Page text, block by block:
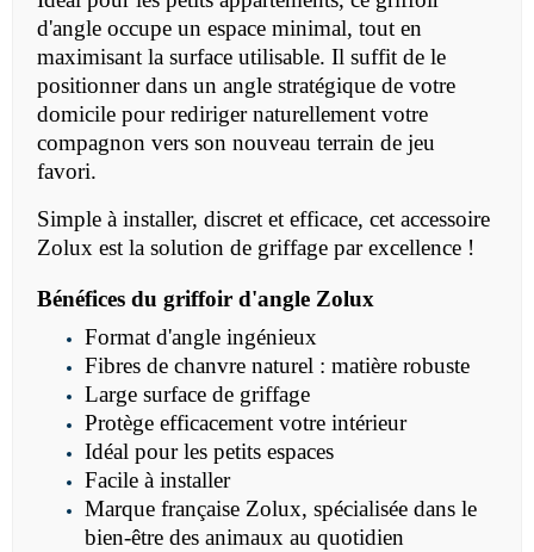
d'angle occupe un espace minimal, tout en
maximisant la surface utilisable. Il suffit de le
positionner dans un angle stratégique de votre
domicile pour rediriger naturellement votre
compagnon vers son nouveau terrain de jeu
favori.
Simple à installer, discret et efficace, cet accessoire
Zolux est la solution de griffage par excellence !
Bénéfices du griffoir d'angle Zolux
Format d'angle ingénieux
Fibres de chanvre naturel : matière robuste
Large surface de griffage
Protège efficacement votre intérieur
Idéal pour les petits espaces
Facile à installer
Marque française Zolux, spécialisée dans le
bien-être des animaux au quotidien